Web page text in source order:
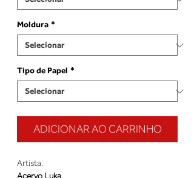
Moldura *
Tipo de Papel *
ADICIONAR AO CARRINHO
Artista:
Acervo Luka